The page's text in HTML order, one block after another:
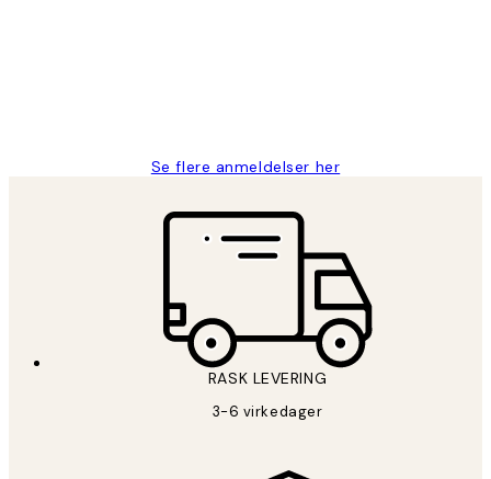
Se flere anmeldelser her
RASK LEVERING
3-6 virkedager